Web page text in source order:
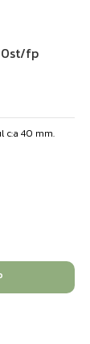
fp
c:a 40 mm.